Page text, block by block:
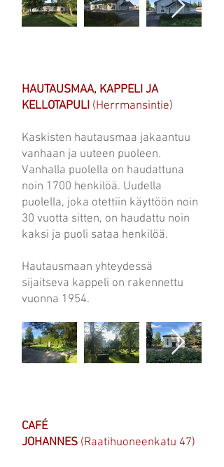
HAUTAUSMAA, KAPPELI JA
KELLOTAPULI (Herrmansintie)
Kaskisten hautausmaa jakaantuu
vanhaan ja uuteen puoleen.
Vanhalla puolella on haudattuna
noin 1700 henkilöä. Uudella
puolella, joka otettiin käyttöön noin
30 vuotta sitten, on haudattu noin
kaksi ja puoli sataa henkilöä.
Hautausmaan yhteydessä
sijaitseva kappeli on rakennettu
vuonna 1954.
CAFÉ
JOHANNES (Raatihuoneenkatu 47)